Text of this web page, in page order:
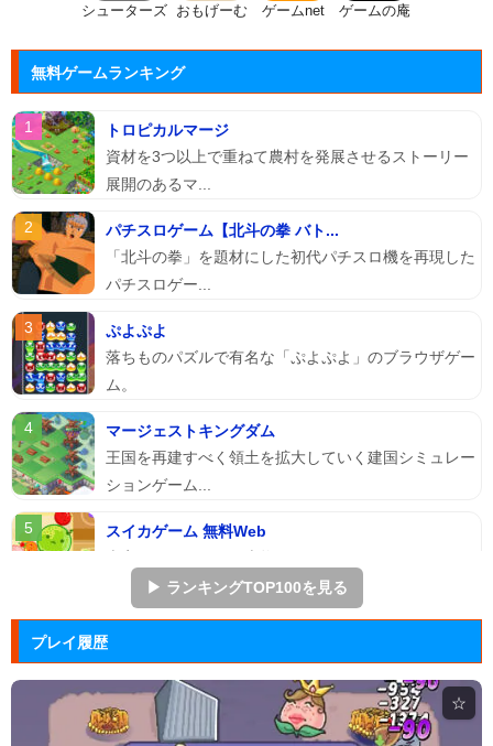
シューターズ おもげーむ ゲームnet ゲームの庵
無料ゲームランキング
トロピカルマージ
資材を3つ以上で重ねて農村を発展させるストーリー
展開のあるマ...
パチスロゲーム【北斗の拳 バト...
「北斗の拳」を題材にした初代パチスロ機を再現した
パチスロゲー...
ぷよぷよ
落ちものパズルで有名な「ぷよぷよ」のブラウザゲー
ム。
マージェストキングダム
王国を再建すべく領土を拡大していく建国シミュレー
ションゲーム...
スイカゲーム 無料Web
のスイ...
る音楽ゲーム...
Hole.io
▶ ランキングTOP100を見る
プレイ履歴
☆